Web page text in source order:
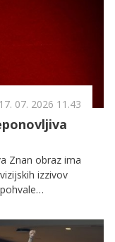
17. 07. 2026 11.43
Znan obraz ima
izzivov
gledalci na
občinstvo